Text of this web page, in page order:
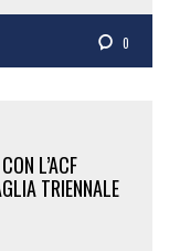
0
L’ACF
TRIENNALE